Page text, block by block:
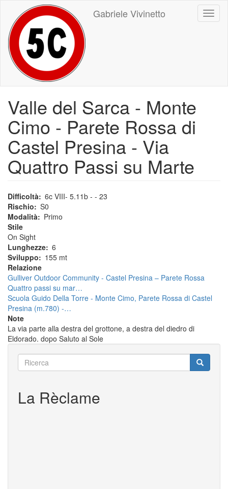
contenuto
principale
Gabriele Vivinetto
Valle del Sarca - Monte
Cimo - Parete Rossa di
Castel Presina - Via
Quattro Passi su Marte
Difficoltà 6c VIII- 5.11b - - 23
Rischio
S0
Modalità
Primo
Stile
On Sight
Lunghezze 6
Sviluppo
155 mt
Relazione
Gulliver Outdoor Community - Castel Presina – Parete Rossa
Quattro passi su mar…
Scuola Guido Della Torre - Monte Cimo, Parete Rossa di Castel
Presina (m.780) -…
Note
La via parte alla destra del grottone, a destra del diedro di
Eldorado. dopo Saluto al Sole
Ricerca
Ricerca Ricerca
La Rèclame